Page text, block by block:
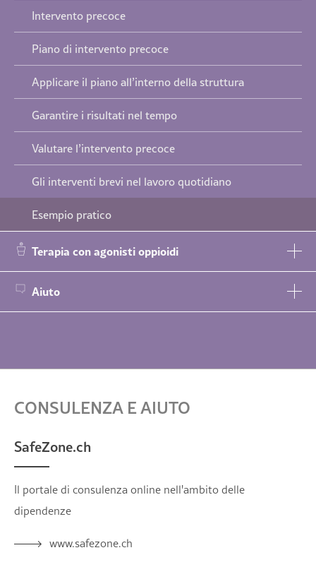
Intervento precoce
Piano di intervento precoce
Applicare il piano all’interno della struttura
Garantire i risultati nel tempo
Valutare l’intervento precoce
Gli interventi brevi nel lavoro quotidiano
Esempio pratico
Terapia con agonisti oppioidi
Aiuto
CONSULENZA E AIUTO
SafeZone.ch
Il portale di consulenza online nell'ambito delle
dipendenze
www.safezone.ch